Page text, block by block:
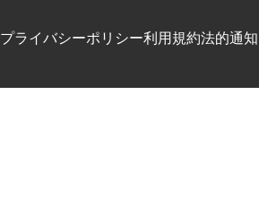
プライバシーポリシー利用規約法的通知